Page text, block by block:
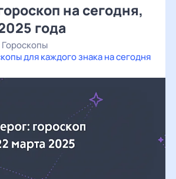
на сегодня,
года
Гороскопы
для каждого знака на сегодня